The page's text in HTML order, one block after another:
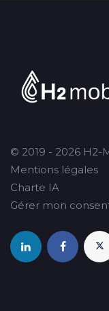
© 2019 - 2026 H2-
Mentions légales
Charte IA
Gérer mon